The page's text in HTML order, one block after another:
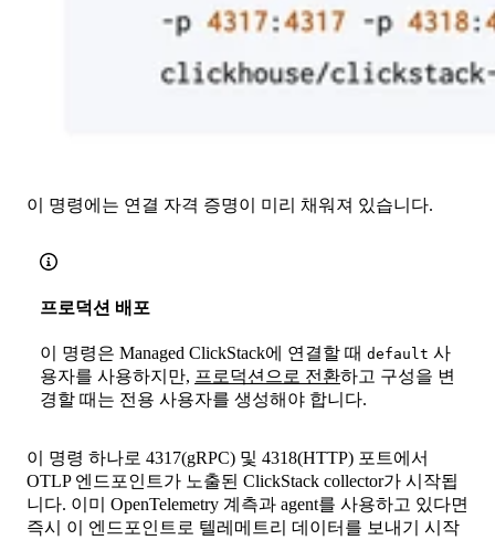
이 명령에는 연결 자격 증명이 미리 채워져 있습니다.
프로덕션 배포
이 명령은 Managed ClickStack에 연결할 때 default 사
용자를 사용하지만, 프로덕션으로 전환하고 구성을 변
경할 때는 전용 사용자를 생성해야 합니다.
이 명령 하나로 4317(gRPC) 및 4318(HTTP) 포트에서
OTLP 엔드포인트가 노출된 ClickStack collector가 시작됩
니다. 이미 OpenTelemetry 계측과 agent를 사용하고 있다면
즉시 이 엔드포인트로 텔레메트리 데이터를 보내기 시작